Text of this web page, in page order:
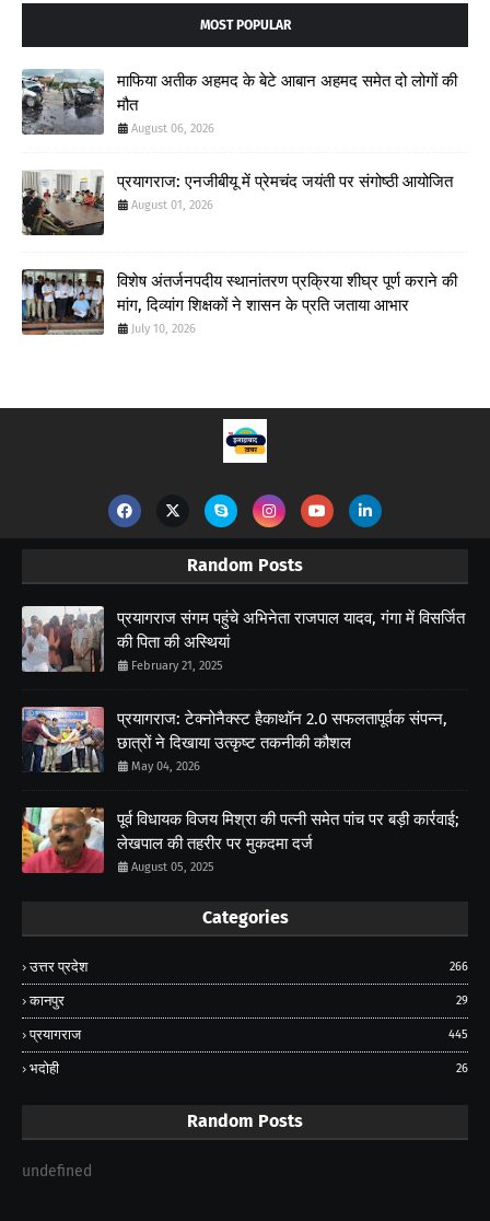
MOST POPULAR
माफिया अतीक अहमद के बेटे आबान अहमद समेत दो लोगों की
मौत
August 06, 2026
प्रयागराज: एनजीबीयू में प्रेमचंद जयंती पर संगोष्ठी आयोजित
August 01, 2026
विशेष अंतर्जनपदीय स्थानांतरण प्रक्रिया शीघ्र पूर्ण कराने की
मांग, दिव्यांग शिक्षकों ने शासन के प्रति जताया आभार
July 10, 2026
Random Posts
प्रयागराज संगम पहुंचे अभिनेता राजपाल यादव, गंगा में विसर्जित
की पिता की अस्थियां
February 21, 2025
प्रयागराज: टेक्नोनैक्स्ट हैकाथॉन 2.0 सफलतापूर्वक संपन्न,
छात्रों ने दिखाया उत्कृष्ट तकनीकी कौशल
May 04, 2026
पूर्व विधायक विजय मिश्रा की पत्नी समेत पांच पर बड़ी कार्रवाई;
लेखपाल की तहरीर पर मुकदमा दर्ज
August 05, 2025
Categories
उत्तर प्रदेश 266
कानपुर 29
प्रयागराज 445
भदोही 26
Random Posts
undefined